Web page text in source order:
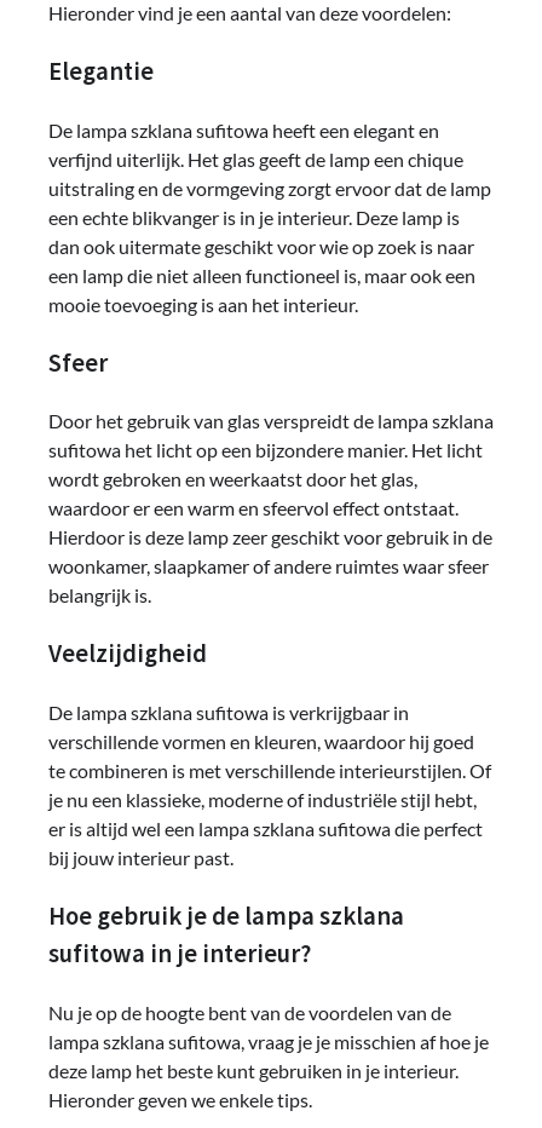
Hieronder vind je een aantal van deze voordelen:
Elegantie
De lampa szklana sufitowa heeft een elegant en
verfijnd uiterlijk. Het glas geeft de lamp een chique
uitstraling en de vormgeving zorgt ervoor dat de lamp
een echte blikvanger is in je interieur. Deze lamp is
dan ook uitermate geschikt voor wie op zoek is naar
een lamp die niet alleen functioneel is, maar ook een
mooie toevoeging is aan het interieur.
Sfeer
Door het gebruik van glas verspreidt de lampa szklana
sufitowa het licht op een bijzondere manier. Het licht
wordt gebroken en weerkaatst door het glas,
waardoor er een warm en sfeervol effect ontstaat.
Hierdoor is deze lamp zeer geschikt voor gebruik in de
woonkamer, slaapkamer of andere ruimtes waar sfeer
belangrijk is.
Veelzijdigheid
De lampa szklana sufitowa is verkrijgbaar in
verschillende vormen en kleuren, waardoor hij goed
te combineren is met verschillende interieurstijlen. Of
je nu een klassieke, moderne of industriële stijl hebt,
er is altijd wel een lampa szklana sufitowa die perfect
bij jouw interieur past.
Hoe gebruik je de lampa szklana
sufitowa in je interieur?
Nu je op de hoogte bent van de voordelen van de
lampa szklana sufitowa, vraag je je misschien af hoe je
deze lamp het beste kunt gebruiken in je interieur.
Hieronder geven we enkele tips.